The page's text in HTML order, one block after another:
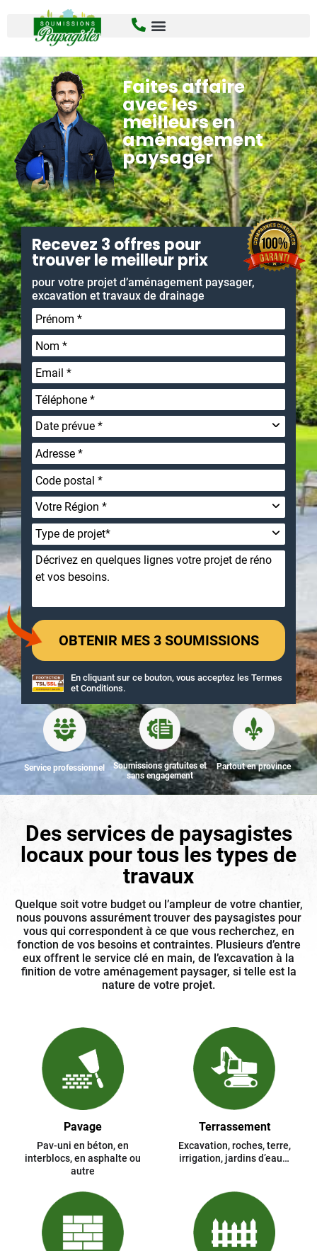
Faites affaire
avec les
meilleurs en
aménagement
paysager
Recevez 3 offres pour
trouver le meilleur prix
pour votre projet d’aménagement paysager,
excavation et travaux de drainage
En cliquant sur ce bouton, vous acceptez les Termes
et Conditions.
Service professionnel
Soumissions gratuites et
sans engagement
Partout en province
Des services de paysagistes
locaux pour tous les types de
travaux
Quelque soit votre budget ou l’ampleur de votre chantier,
nous pouvons assurément trouver des paysagistes pour
vous qui correspondent à ce que vous recherchez, en
fonction de vos besoins et contraintes. Plusieurs d’entre
eux offrent le service clé en main, de l’excavation à la
finition de votre aménagement paysager, si telle est la
nature de votre projet.
Pavage
Pav-uni en béton, en
interblocs, en asphalte ou
autre
Terrassement
Excavation, roches, terre,
irrigation, jardins d’eau…